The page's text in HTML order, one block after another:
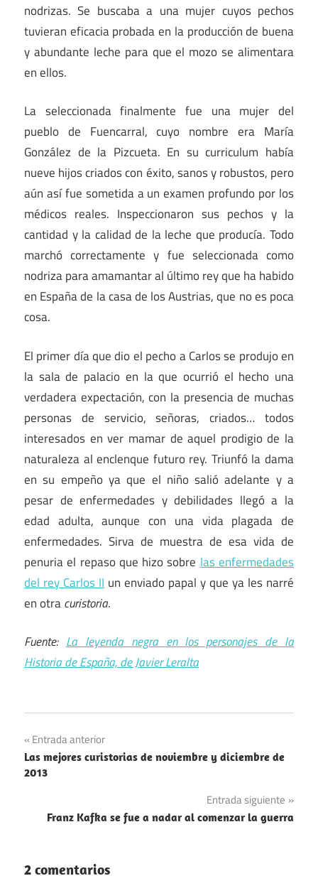
nodrizas. Se buscaba a una mujer cuyos pechos
tuvieran eficacia probada en la producción de buena
y abundante leche para que el mozo se alimentara
en ellos.
La seleccionada finalmente fue una mujer del
pueblo de Fuencarral, cuyo nombre era María
González de la Pizcueta. En su curriculum había
nueve hijos criados con éxito, sanos y robustos, pero
aún así fue sometida a un examen profundo por los
médicos reales. Inspeccionaron sus pechos y la
cantidad y la calidad de la leche que producía. Todo
marchó correctamente y fue seleccionada como
nodriza para amamantar al último rey que ha habido
en España de la casa de los Austrias, que no es poca
cosa.
El primer día que dio el pecho a Carlos se produjo en
la sala de palacio en la que ocurrió el hecho una
verdadera expectación, con la presencia de muchas
personas de servicio, señoras, criados… todos
interesados en ver mamar de aquel prodigio de la
naturaleza al enclenque futuro rey. Triunfó la dama
en su empeño ya que el niño salió adelante y a
pesar de enfermedades y debilidades llegó a la
edad adulta, aunque con una vida plagada de
enfermedades. Sirva de muestra de esa vida de
penuria el repaso que hizo sobre las enfermedades
del rey Carlos II un enviado papal y que ya les narré
en otracuristoria.
Fuente:La leyenda negra en los personajes de la
Historia de España, de Javier Leralta
Navegación
de
Entrada anterior
Las mejores curistorias de noviembre y diciembre de
2013
Entrada siguiente
Franz Kafka se fue a nadar al comenzar la guerra
2 comentarios